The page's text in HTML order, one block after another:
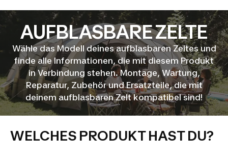
AUFBLASBARE ZELTE
Wähle das Modell deines aufblasbaren Zeltes und
finde alle Informationen, die mit diesem Produkt
in Verbindung stehen. Montage, Wartung,
Reparatur, Zubehör und Ersatzteile, die mit
deinem aufblasbaren Zelt kompatibel sind!
WELCHES PRODUKT HAST DU?